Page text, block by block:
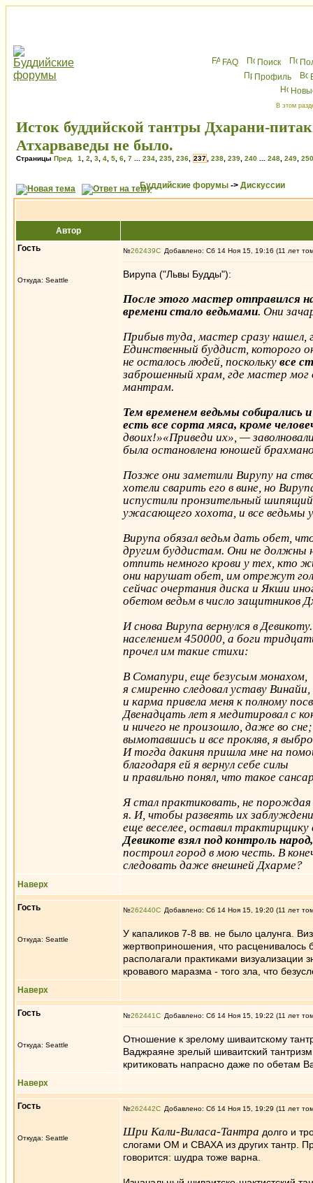
FAQ Поиск
Профиль
В этом
Исток буддийской тантры Дхарани-
Атхарваведы не было.
Страницы Пред. 1 2 3 4 5 6 7 234 235 236 237 238 239 240 248 249 250
Буддийские форумы -> Дискуссии
Автор
Гость
Откуда: Seattle
№262439 Добавлено: Сб 14 Ноя 15, 19:16 (11 лет
Вирупа ("Львы Будды"):
После этого мастер отправился
времени стало ведьмами. Они
Прибыв туда, мастер сразу нашел,
Единственный буддист, которого
не осталось людей, поскольку все
заброшенный храм, где мастер мог
мантрам.
Тем временем ведьмы собирались
есть все сорта мяса, кроме
двоих!»«Приведи их», —
была остановлена юношей
Позже они заметили Вирупу на
хотели сварить его в вине, но
испустили пронзительный
ужасающего хохота, и все ведьмы
Вирупа обязал ведьм дать обет,
другим буддистам. Они не должны
отпить немного крови у тех, кто
они нарушат обет, им отрежут
сейчас очертания диска и Якши
обетом ведьм в число защитников
И снова Вирупа вернулся в
населением 450000, а боги
прочел им такие стихи:
В Сомапури, еще безусым монахом,
я смиренно следовал уставу Винайи,
и карма привела меня к полному
Двенадцать лет я медитировал с
и ничего не произошло, даже во сне;
вымотавшись и все прокляв, я
И тогда дакиня пришла мне на
благодаря ей я вернул себе силы
и правильно понял, что такое
Я стал практиковать, не порождая
я. И, чтобы развеять их
еще веселее, оставил трактирщику
Девикоте взял под контроль
построил город в мою честь. В
следовать даже внешней Дхаpме?
Наверх
Гость
Откуда: Seattle
№262440 Добавлено: Сб 14 Ноя 15, 19:20 (11 лет
У капаликов 7-8 вв. не было цалунга.
жертвоприношения, что расценивалось
располагали практиками визуализации
кровавого маразма - того зла, что
Наверх
Гость
Откуда: Seattle
№262441 Добавлено: Сб 14 Ноя 15, 19:22 (11 лет
Отношение к зрелому шиваитскому
Ваджраяне зрелый шиваитский
критиковать напрасно даже по обетам
Наверх
Гость
Откуда: Seattle
№262442 Добавлено: Сб 14 Ноя 15, 19:29 (11 лет
Шри Кали-Виласа-Тантра долго и
слогами ОМ и СВАХА из других тантр.
говорится: шудра тоже варна.